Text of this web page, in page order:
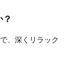
、深くリラック